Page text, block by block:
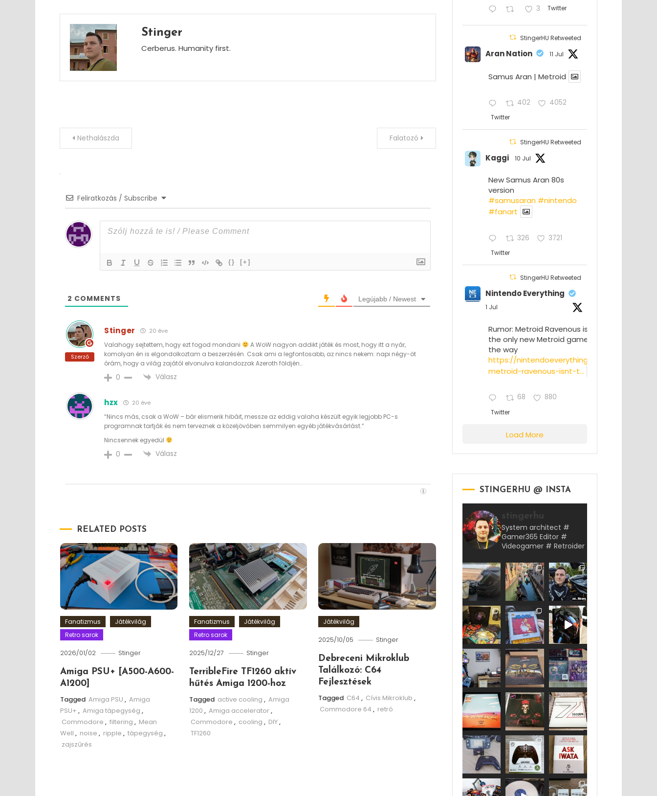
Stinger
Cerberus. Humanity first.
PostNethalászda Falatozó
Feliratkozás / Subscribe
{} [+]
2 COMMENTS Legújabb / Newest
Szerző
Stinger 20 éve
Valahogy sejtettem, hogy ezt fogod mondani
A WoW nagyon addikt játék és most, hogy itt a nyár,
komolyan én is elgondolkoztam a beszerzésén. Csak ami a legfontosabb, az nincs nekem: napi négy-öt
órám, hogy a világ zajától elvonulva kalandozzak Azeroth földjén…
0 Válasz
hzx 20 éve
“Nincs más, csak a WoW – bár elismerik hibáit, messze az eddig valaha készült egyik legjobb PC-s
programnak tartják és nem terveznek a közeljövőben semmilyen egyéb játékvásárlást.”
Nincsennek egyedül
0 Válasz
RELATED POSTS
Fanatizmus
Játékvilág
Retro sarok
2026/01/02 Stinger
Amiga PSU+ [A500-A600-
A1200]
Tagged Amiga PSU , Amiga
PSU+ , Amiga tápegység ,
Commodore , filtering , Mean
Well , noise , ripple , tápegység ,
zajszűrés
Fanatizmus
Játékvilág
Retro sarok
2025/12/27 Stinger
TerribleFire TF1260 aktív
hűtés Amiga 1200-hoz
Tagged active cooling , Amiga
1200 , Amiga accelerator,
Commodore , cooling , DIY,
TF1260
Játékvilág
2025/10/05 Stinger
Debreceni Mikroklub
Találkozó: C64
Fejlesztések
Tagged C64 , Cívis Mikroklub ,
Commodore 64 , retró
3 Twitter
StingerHU Retweeted
Aran Nation 11 Jul
Samus Aran | Metroid
402 4052
Twitter
StingerHU Retweeted
Kaggi 10 Jul
New Samus Aran 80s
version
#samusaran #nintendo
#fanartㅤㅤㅤㅤ
326 3721
Twitter
StingerHU Retweeted
Nintendo Everything
1 Jul
Rumor: Metroid Ravenous isn’t
the only new Metroid game on
the way
https://nintendoeverything.com/rumor-
metroid-ravenous-isnt-t...
68 880
Twitter
Load More
STINGERHU @ INSTA
stingerhu
System architect #
Gamer365 Editor #
Videogamer # Retroider